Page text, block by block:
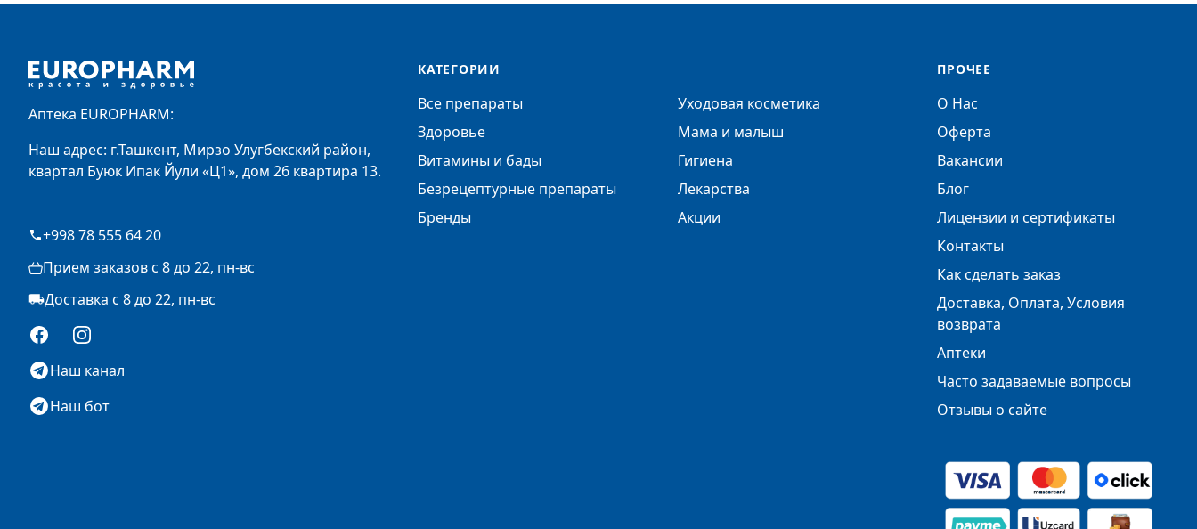
Аптека EUROPHARM:
Наш адрес: г.Ташкент, Мирзо Улугбекский район,
квартал Буюк Ипак Йули «Ц1», дом 26 квартира 13.
+998 78 555 64 20
Прием заказов с 8 до 22, пн-вс
Доставка с 8 до 22, пн-вс
FacebookInstagram
Наш канал
Наш бот
КАТЕГОРИИ
Все препараты
Здоровье
Витамины и бады
Безрецептурные препараты
Бренды
Уходовая косметика
Мама и малыш
Гигиена
Лекарства
Акции
ПРОЧЕЕ
О Нас
Оферта
Вакансии
Блог
Лицензии и сертификаты
Контакты
Как сделать заказ
Доставка, Оплата, Условия
возврата
Аптеки
Часто задаваемые вопросы
Отзывы о сайте